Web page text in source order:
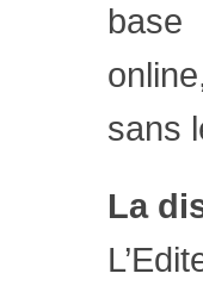
base
sans
La